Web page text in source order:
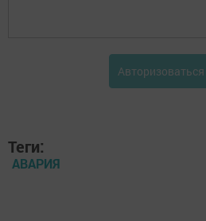
Авторизоваться
Теги:
АВАРИЯ